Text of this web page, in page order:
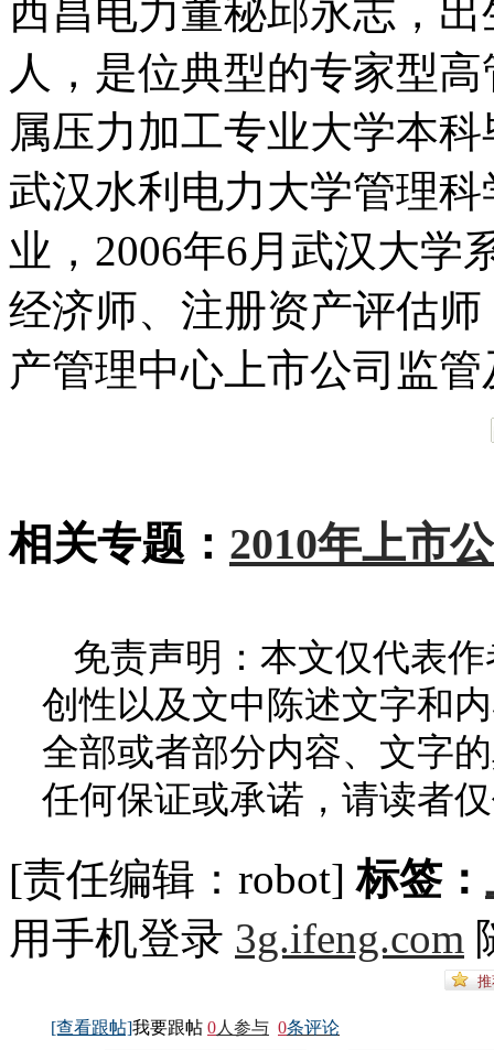
西昌电力董秘邱永志，
人，是位典型的专家型
属压力加工专业大学本
武汉水利电力大学管理
业，2006年6月武汉大学
经济师、注册资产评估
产管理中心上市公司监
相关专题： 2010年上市
免责声明：本文仅代表
创性以及文中陈述文字和
全部或者部分内容、文字
任何保证或承诺，请读者
[责任编辑：robot]标签：
用手机登录 3g.ifeng.com
[查看跟帖]我要跟帖 0人参与 0条评论